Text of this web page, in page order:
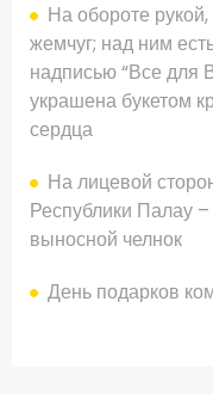
На обороте рукой,
жемчуг; над ним
надписью “Все для
украшена букетом
сердца
На лицевой
Республики Палау –
выносной челнок
День подарков